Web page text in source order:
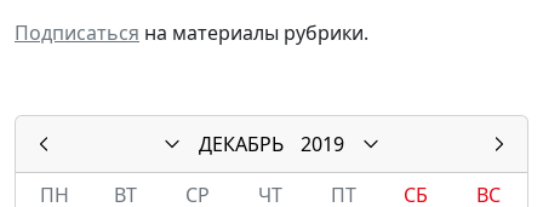
Подписаться на материалы рубрики.
ДЕКАБРЬ
2019
ПН
ВТ СР ЧТ ПТ СБ
ВС